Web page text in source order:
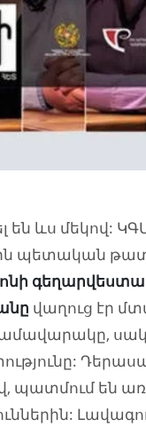
ևս մեկով:
պետական
վաղուց էր
պատմում են